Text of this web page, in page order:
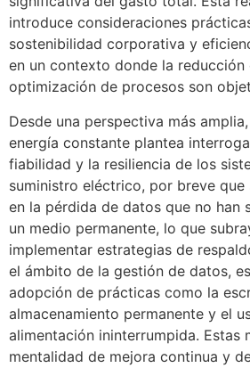
introduce consideraciones
sostenibilidad corporativa y
en un contexto donde la reducción
optimización de procesos son
Desde una perspectiva más
energía constante plantea
fiabilidad y la resiliencia de los
suministro eléctrico, por breve que
en la pérdida de datos que no han
un medio permanente, lo que
implementar estrategias de
el ámbito de la gestión de datos,
adopción de prácticas como la
almacenamiento permanente y el
alimentación ininterrumpida. Estas
mentalidad de mejora continua y